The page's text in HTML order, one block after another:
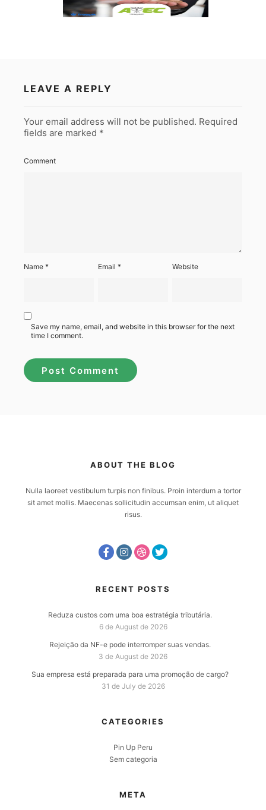
LEAVE A REPLY
Your email address will not be published. Required
fields are marked *
Comment
Name * Email* Website
Save my name, email, and website in this browser for the next
time I comment.
ABOUT THE BLOG
Nulla laoreet vestibulum turpis non finibus. Proin interdum a tortor
sit amet mollis. Maecenas sollicitudin accumsan enim, ut aliquet
risus.
RECENT POSTS
Reduza custos com uma boa estratégia tributária.
6 de August de 2026
Rejeição da NF-e pode interromper suas vendas.
3 de August de 2026
Sua empresa está preparada para uma promoção de cargo?
31 de July de 2026
CATEGORIES
Pin Up Peru
Sem categoria
META